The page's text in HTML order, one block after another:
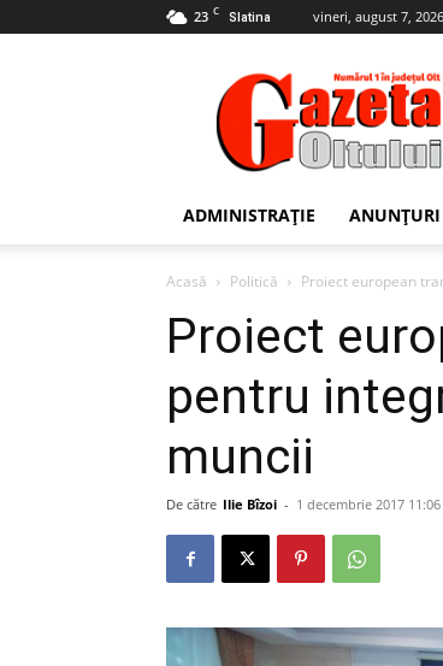
23 C Slatina vineri, august 7, 2026
Gazeta
Oltului
ADMINISTRAȚIE ANUNȚURI
Acasă Politică Proiect european
Proiect
pentru
muncii
De către Ilie Bîzoi - 1 decembrie 2017 11:06